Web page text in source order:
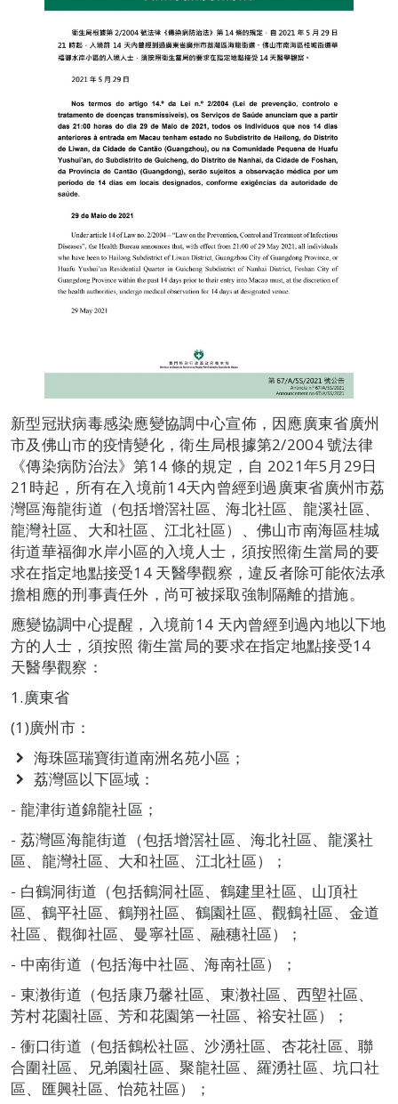
新型冠狀病毒感染應變協調中心宣佈，因應廣東省廣州
市及佛山市的疫情變化，衛生局根據第2/2004 號法律
《傳染病防治法》第14 條的規定，自 2021年5月29日
21時起，所有在入境前14天內曾經到過廣東省廣州市荔
灣區海龍街道（包括增滘社區、海北社區、龍溪社區、
龍灣社區、大和社區、江北社區）、佛山市南海區桂城
街道華福御水岸小區的入境人士，須按照衛生當局的要
求在指定地點接受14 天醫學觀察，違反者除可能依法承
擔相應的刑事責任外，尚可被採取強制隔離的措施。
應變協調中心提醒，入境前14 天內曾經到過內地以下地
方的人士，須按照 衛生當局的要求在指定地點接受14
天醫學觀察：
1.廣東省
(1)廣州市：
海珠區瑞寶街道南洲名苑小區；
荔灣區以下區域：
- 龍津街道錦龍社區；
- 荔灣區海龍街道（包括增滘社區、海北社區、龍溪社
區、龍灣社區、大和社區、江北社區）；
- 白鶴洞街道（包括鶴洞社區、鶴建里社區、山頂社
區、鶴平社區、鶴翔社區、鶴園社區、觀鶴社區、金道
社區、觀御社區、曼寧社區、融穗社區）；
- 中南街道（包括海中社區、海南社區）；
- 東漖街道（包括康乃馨社區、東漖社區、西塱社區、
芳村花園社區、芳和花園第一社區、裕安社區）；
- 衝口街道（包括鶴松社區、沙湧社區、杏花社區、聯
合圍社區、兄弟園社區、聚龍社區、羅湧社區、坑口社
區、匯興社區、怡苑社區）；